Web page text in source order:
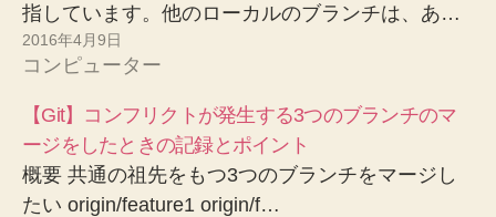
指しています。他のローカルのブランチは、あ…
2016年4月9日
コンピューター
【Git】コンフリクトが発生する3つのブランチのマ
ージをしたときの記録とポイント
概要 共通の祖先をもつ3つのブランチをマージし
たい origin/feature1 origin/f…